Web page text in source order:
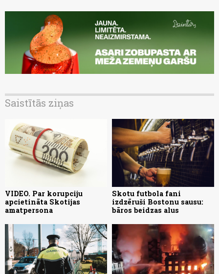
Saistītās ziņas
VIDEO. Par korupciju
apcietināta Skotijas
amatpersona
Skotu futbola fani
izdzēruši Bostonu sausu:
bāros beidzas alus